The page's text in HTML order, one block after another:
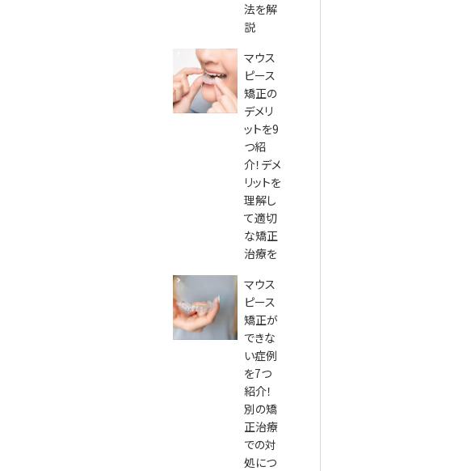
法を解
説
マウス
ピース
矯正の
デメリ
ットを9
つ紹
介！デメ
リットを
理解し
て適切
な矯正
治療を
マウス
ピース
矯正が
できな
い症例
を7つ
紹介！
別の矯
正治療
での対
処につ